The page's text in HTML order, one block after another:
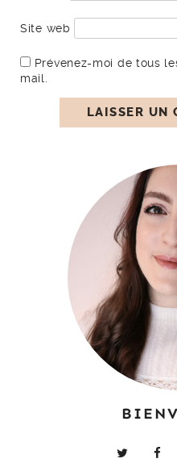
Site web
Prévenez-moi de tous
mail.